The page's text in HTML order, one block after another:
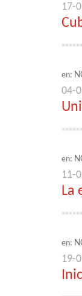
17-
en:
04-
en:
11-
La
en:
19-